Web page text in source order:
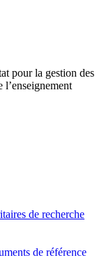
pour la gestion des
l’enseignement
de recherche
de référence